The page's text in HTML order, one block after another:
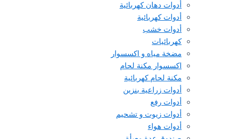
أدوات دهان كهربائية
أدوات كهربائية
أدوات خشب
كهربائيات
مضخة مياه و اكسسوار
اكسسوار مكنة لحام
مكنة لحام كهربائية
أدوات زراعية بنزين
أدوات رفع
أدوات زيوت و تشحيم
أدوات هواء